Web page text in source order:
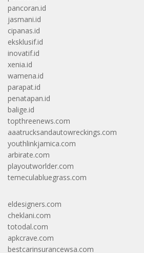
pancoran.id
jasmani.id
cipanas.id
eksklusif.id
inovatif.id
xenia.id
wamena.id
parapat.id
penatapan.id
balige.id
topthreenews.com
aaatrucksandautowreckings.com
youthlinkjamica.com
arbirate.com
playoutworlder.com
temeculabluegrass.com
eldesigners.com
cheklani.com
totodal.com
apkcrave.com
bestcarinsurancewsa.com